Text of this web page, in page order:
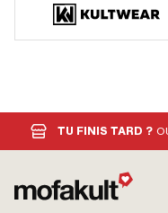
TU FINIS TARD ?